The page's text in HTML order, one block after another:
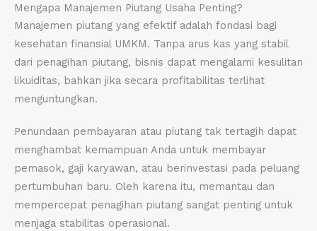
Mengapa Manajemen Piutang Usaha Penting?
Manajemen piutang yang efektif adalah fondasi bagi
kesehatan finansial UMKM. Tanpa arus kas yang stabil
dari penagihan piutang, bisnis dapat mengalami kesulitan
likuiditas, bahkan jika secara profitabilitas terlihat
menguntungkan.
Penundaan pembayaran atau piutang tak tertagih dapat
menghambat kemampuan Anda untuk membayar
pemasok, gaji karyawan, atau berinvestasi pada peluang
pertumbuhan baru. Oleh karena itu, memantau dan
mempercepat penagihan piutang sangat penting untuk
menjaga stabilitas operasional.